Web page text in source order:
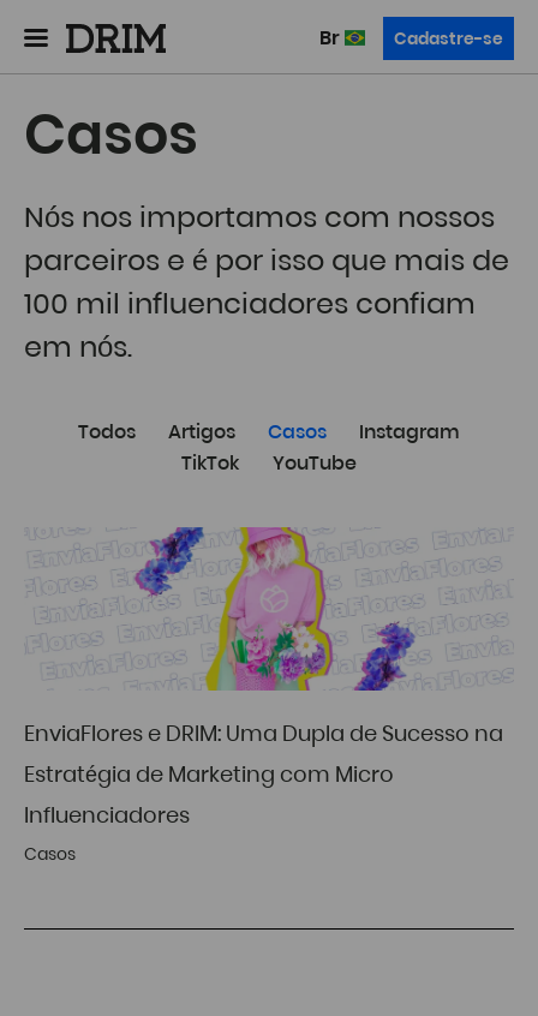
br Cadastre-se
Casos
Nós nos importamos com nossos
parceiros e é por isso que mais de
100 mil influenciadores confiam
em nós.
Todos Artigos Casos
Instagram
TikTok
YouTube
EnviaFlores e DRIM: Uma Dupla de Sucesso na
Estratégia de Marketing com Micro
Influenciadores
Casos